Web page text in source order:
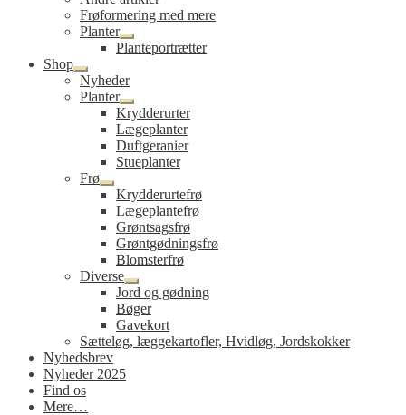
undermenu
Frøformering med mere
Planter
Udfold
undermenu
Planteportrætter
Shop
Udfold
undermenu
Nyheder
Planter
Udfold
undermenu
Krydderurter
Lægeplanter
Duftgeranier
Stueplanter
Frø
Udfold
undermenu
Krydderurtefrø
Lægeplantefrø
Grøntsagsfrø
Grøntgødningsfrø
Blomsterfrø
Diverse
Udfold
undermenu
Jord og gødning
Bøger
Gavekort
Sætteløg, læggekartofler, Hvidløg, Jordskokker
Nyhedsbrev
Nyheder 2025
Find os
Mere…